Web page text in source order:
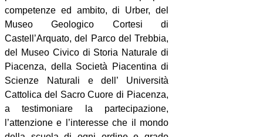
competenze ed ambito, di Urber, del
Museo Geologico Cortesi di
Castell’Arquato, del Parco del Trebbia,
del Museo Civico di Storia Naturale di
Piacenza, della Società Piacentina di
Scienze Naturali e dell’ Università
Cattolica del Sacro Cuore di Piacenza,
a testimoniare la partecipazione,
l’attenzione e l’interesse che il mondo